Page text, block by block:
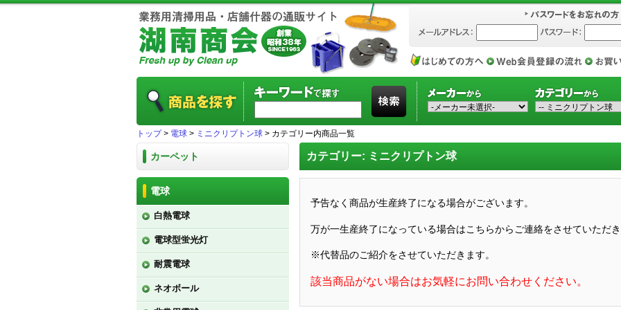
トップ> 電球 > ミニクリプトン球 > カテゴリー内商品一覧
カーペット
電球
白熱電球
電球型蛍光灯
耐震電球
ネオボール
カテゴリー: ミニクリプトン球
予告なく商品が生産終了になる場合がございます。
万が一生産終了になっている場合はこちらからご連絡をさせていただ
※代替品のご紹介をさせていただきます。
該当商品がない場合はお気軽にお問い合わせください。